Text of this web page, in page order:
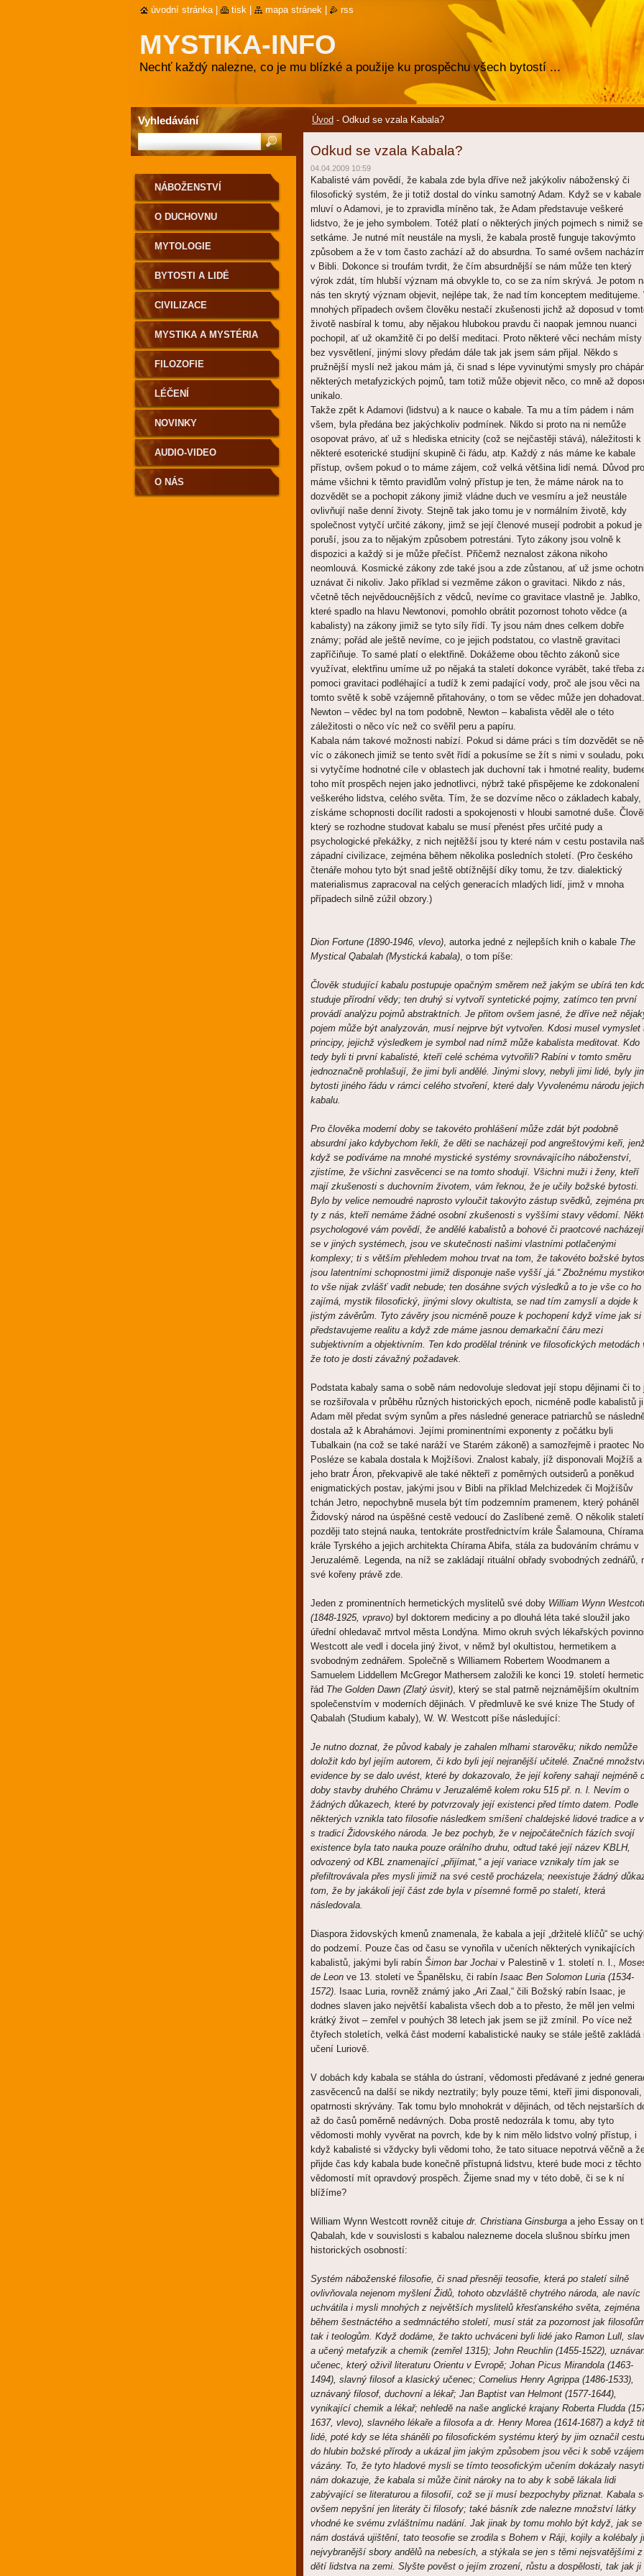
MYSTIKA-INFO
Nechť každý nalezne, co je mu blízké a použije ku prospěchu všech bytostí ...
Úvod - Odkud se vzala Kabala?
Odkud se vzala Kabala?
04.04.2009 10:59
Kabalisté vám povědí, že kabala zde byla dříve než jakýkoliv náboženský či
filosofický systém, že ji totiž dostal do vínku samotný Adam. Když se v kabale
mluví o Adamovi, je to zpravidla míněno tak, že Adam představuje veškeré
lidstvo, že je jeho symbolem. Totéž platí o některých jiných pojmech s nimiž se
setkáme. Je nutné mít neustále na mysli, že kabala prostě funguje takovýmto
způsobem a že v tom často zachází až do absurdna. To samé ovšem
v Bibli. Dokonce si troufám tvrdit, že čím absurdnější se nám může ten který
výrok zdát, tím hlubší význam má obvykle to, co se za ním skrývá. Je potom
nás ten skrytý význam objevit, nejlépe tak, že nad tím konceptem meditujeme.
mnohých případech ovšem člověku nestačí zkušenosti jichž až doposud v
životě nasbíral k tomu, aby nějakou hlubokou pravdu či naopak jemnou nuanci
pochopil, ať už okamžitě či po delší meditaci. Proto některé věci nechám místy
bez vysvětlení, jinými slovy předám dále tak jak jsem sám přijal. Někdo s
pružnější myslí než jakou mám já, či snad s lépe vyvinutými smysly pro
některých metafyzických pojmů, tam totiž může objevit něco, co mně až
unikalo.
Takže zpět k Adamovi (lidstvu) a k nauce o kabale. Ta mu a tím pádem i nám
všem, byla předána bez jakýchkoliv podmínek. Nikdo si proto na ni nemůže
osopovat právo, ať už s hlediska etnicity (což se nejčastěji stává), náležitosti k
některé esoterické studijní skupině či řádu, atp. Každý z nás máme ke kabale
přístup, ovšem pokud o to máme zájem, což velká většina lidí nemá. Důvod
máme všichni k těmto pravidlům volný přístup je ten, že máme nárok na to
dozvědět se a pochopit zákony jimiž vládne duch ve vesmíru a jež neustále
ovlivňují naše denní životy. Stejně tak jako tomu je v normálním životě, kdy
společnost vytyčí určité zákony, jimž se její členové musejí podrobit a pokud je
poruší, jsou za to nějakým způsobem potrestáni. Tyto zákony jsou volně k
dispozici a každý si je může přečíst. Přičemž neznalost zákona nikoho
neomlouvá. Kosmické zákony zde také jsou a zde zůstanou, ať už jsme
uznávat či nikoliv. Jako příklad si vezměme zákon o gravitaci. Nikdo z nás,
včetně těch nejvědoucnějších z vědců, nevíme co gravitace vlastně je. Jablko,
které spadlo na hlavu Newtonovi, pomohlo obrátit pozornost tohoto vědce (a
kabalisty) na zákony jimiž se tyto síly řídí. Ty jsou nám dnes celkem dobře
známy; pořád ale ještě nevíme, co je jejich podstatou, co vlastně gravitaci
zapříčiňuje. To samé platí o elektřině. Dokážeme obou těchto zákonů sice
využívat, elektřinu umíme už po nějaká ta staletí dokonce vyrábět, také třeba
pomoci gravitaci podléhající a tudíž k zemi padající vody, proč ale jsou věci na
tomto světě k sobě vzájemně přitahovány, o tom se vědec může jen dohadovat.
Newton – vědec byl na tom podobně, Newton – kabalista věděl ale o této
záležitosti o něco víc než co svěřil peru a papíru.
Kabala nám takové možnosti nabízí. Pokud si dáme práci s tím dozvědět se
víc o zákonech jimiž se tento svět řídí a pokusíme se žít s nimi v souladu,
si vytyčíme hodnotné cíle v oblastech jak duchovní tak i hmotné reality,
toho mít prospěch nejen jako jednotlivci, nýbrž také přispějeme ke zdokonalení
veškerého lidstva, celého světa. Tím, že se dozvíme něco o základech kabaly,
získáme schopnosti docílit radosti a spokojenosti v hloubi samotné duše.
který se rozhodne studovat kabalu se musí přenést přes určité pudy a
psychologické překážky, z nich nejtěžší jsou ty které nám v cestu postavila
západní civilizace, zejména během několika posledních století. (Pro českého
čtenáře mohou tyto být snad ještě obtížnější díky tomu, že tzv. dialektický
materialismus zapracoval na celých generacích mladých lidí, jimž v mnoha
případech silně zúžil obzory.)
Dion Fortune (1890-1946, vlevo), autorka jedné z nejlepších knih o kabale The
Mystical Qabalah (Mystická kabala), o tom píše:
Člověk studující kabalu postupuje opačným směrem než jakým se ubírá ten
studuje přírodní vědy; ten druhý si vytvoří syntetické pojmy, zatímco ten první
provádí analýzu pojmů abstraktních. Je přitom ovšem jasné, že dříve než
pojem může být analyzován, musí nejprve být vytvořen. Kdosi musel vymyslet
principy, jejichž výsledkem je symbol nad nímž může kabalista meditovat. Kdo
tedy byli ti první kabalisté, kteří celé schéma vytvořili? Rabíni v tomto směru
jednoznačně prohlašují, že jimi byli andělé. Jinými slovy, nebyli jimi lidé, byly
bytosti jiného řádu v rámci celého stvoření, které daly Vyvolenému národu jejich
kabalu.
Pro člověka moderní doby se takovéto prohlášení může zdát být podobně
absurdní jako kdybychom řekli, že děti se nacházejí pod angreštovými keři,
když se podíváme na mnohé mystické systémy srovnávajícího náboženství,
zjistíme, že všichni zasvěcenci se na tomto shodují. Všichni muži i ženy, kteří
mají zkušenosti s duchovním životem, vám řeknou, že je učily božské bytosti.
Bylo by velice nemoudré naprosto vyloučit takovýto zástup svědků, zejména
ty z nás, kteří nemáme žádné osobní zkušenosti s vyššími stavy vědomí.
psychologové vám povědí, že andělé kabalistů a bohové či praotcové
se v jiných systémech, jsou ve skutečnosti našimi vlastními potlačenými
komplexy; ti s větším přehledem mohou trvat na tom, že takovéto božské
jsou latentními schopnostmi jimiž disponuje naše vyšší „já.“ Zbožnému
to vše nijak zvlášť vadit nebude; ten dosáhne svých výsledků a to je vše co ho
zajímá, mystik filosofický, jinými slovy okultista, se nad tím zamyslí a dojde k
jistým závěrům. Tyto závěry jsou nicméně pouze k pochopení když víme jak si
představujeme realitu a když zde máme jasnou demarkační čáru mezi
subjektivním a objektivním. Ten kdo prodělal trénink ve filosofických metodách
že toto je dosti závažný požadavek.
Podstata kabaly sama o sobě nám nedovoluje sledovat její stopu dějinami či to
se rozšiřovala v průběhu různých historických epoch, nicméně podle kabalistů ji
Adam měl předat svým synům a přes následné generace patriarchů se
dostala až k Abrahámovi. Jejími prominentními exponenty z počátku byli
Tubalkain (na což se také naráží ve Starém zákoně) a samozřejmě i praotec
Posléze se kabala dostala k Mojžíšovi. Znalost kabaly, jíž disponovali Mojžíš a
jeho bratr Áron, překvapivě ale také někteří z poměrných outsiderů a poněkud
enigmatických postav, jakými jsou v Bibli na příklad Melchizedek či Mojžíšův
tchán Jetro, nepochybně musela být tím podzemním pramenem, který poháněl
Židovský národ na úspěšné cestě vedoucí do Zaslíbené země. O několik staletí
později tato stejná nauka, tentokráte prostřednictvím krále Šalamouna, Chírama
krále Tyrského a jejich architekta Chírama Abifa, stála za budováním chrámu v
Jeruzalémě. Legenda, na níž se zakládají rituální obřady svobodných zednářů,
své kořeny právě zde.
Jeden z prominentních hermetických myslitelů své doby William Wynn
(1848-1925, vpravo) byl doktorem mediciny a po dlouhá léta také sloužil jako
úřední ohledavač mrtvol města Londýna. Mimo okruh svých lékařských
Westcott ale vedl i docela jiný život, v němž byl okultistou, hermetikem a
svobodným zednářem. Společně s Williamem Robertem Woodmanem a
Samuelem Liddellem McGregor Mathersem založili ke konci 19. století
řád The Golden Dawn (Zlatý úsvit), který se stal patrně nejznámějším okultním
společenstvím v moderních dějinách. V předmluvě ke své knize The Study of
Qabalah (Studium kabaly), W. W. Westcott píše následující:
Je nutno doznat, že původ kabaly je zahalen mlhami starověku; nikdo nemůže
doložit kdo byl jejím autorem, či kdo byli její nejranější učitelé. Značné
evidence by se dalo uvést, které by dokazovalo, že její kořeny sahají nejméně
doby stavby druhého Chrámu v Jeruzalémě kolem roku 515 př. n. l. Nevím o
žádných důkazech, které by potvrzovaly její existenci před tímto datem. Podle
některých vznikla tato filosofie následkem smíšení chaldejské lidové tradice a
s tradicí Židovského národa. Je bez pochyb, že v nejpočátečních fázích svojí
existence byla tato nauka pouze orálního druhu, odtud také její název KBLH,
odvozený od KBL znamenající „přijímat,“ a její variace vznikaly tím jak se
přefiltrovávala přes mysli jimiž na své cestě procházela; neexistuje žádný
tom, že by jakákoli její část zde byla v písemné formě po staletí, která
následovala.
Diaspora židovských kmenů znamenala, že kabala a její „držitelé klíčů“ se
do podzemí. Pouze čas od času se vynořila v učeních některých vynikajících
kabalistů, jakými byli rabín Šimon bar Jochai v Palestině v 1. století n. l.,
de Leon ve 13. století ve Španělsku, či rabín Isaac Ben Solomon Luria (1534-
1572). Isaac Luria, rovněž známý jako „Ari Zaal,“ čili Božský rabín Isaac, je
dodnes slaven jako největší kabalista všech dob a to přesto, že měl jen velmi
krátký život – zemřel v pouhých 38 letech jak jsem se již zmínil. Po více než
čtyřech stoletích, velká část moderní kabalistické nauky se stále ještě zakládá
učení Luriově.
V dobách kdy kabala se stáhla do ústraní, vědomosti předávané z jedné
zasvěcenců na další se nikdy neztratily; byly pouze těmi, kteří jimi disponovali,
opatrnosti skrývány. Tak tomu bylo mnohokrát v dějinách, od těch nejstarších
až do časů poměrně nedávných. Doba prostě nedozrála k tomu, aby tyto
vědomosti mohly vyvěrat na povrch, kde by k nim mělo lidstvo volný přístup, i
když kabalisté si vždycky byli vědomi toho, že tato situace nepotrvá věčně a
přijde čas kdy kabala bude konečně přístupná lidstvu, které bude moci z těchto
vědomostí mít opravdový prospěch. Žijeme snad my v této době, či se k ní
blížíme?
William Wynn Westcott rovněž cituje dr. Christiana Ginsburga a jeho Essay on
Qabalah, kde v souvislosti s kabalou nalezneme docela slušnou sbírku jmen
historických osobností:
Systém náboženské filosofie, či snad přesněji teosofie, která po staletí silně
ovlivňovala nejenom myšlení Židů, tohoto obzvláště chytrého národa, ale navíc
uchvátila i mysli mnohých z největších myslitelů křesťanského světa, zejména
během šestnáctého a sedmnáctého století, musí stát za pozornost jak
tak i teologům. Když dodáme, že takto uchváceni byli lidé jako Ramon Lull,
a učený metafyzik a chemik (zemřel 1315); John Reuchlin (1455-1522),
učenec, který oživil literaturu Orientu v Evropě; Johan Picus Mirandola (1463-
1494), slavný filosof a klasický učenec; Cornelius Henry Agrippa (1486-1533),
uznávaný filosof, duchovní a lékař; Jan Baptist van Helmont (1577-1644),
vynikající chemik a lékař; nehledě na naše anglické krajany Roberta Fludda
1637, vlevo), slavného lékaře a filosofa a dr. Henry Morea (1614-1687) a když
lidé, poté kdy se léta sháněli po filosofickém systému který by jim označil cestu
do hlubin božské přírody a ukázal jim jakým způsobem jsou věci k sobě
vázány. To, že tyto hladové mysli se tímto teosofickým učením dokázaly
nám dokazuje, že kabala si může činit nároky na to aby k sobě lákala lidi
zabývající se literaturou a filosofií, což se jí musí bezpochyby přiznat. Kabala
ovšem nepyšní jen literáty či filosofy; také básník zde nalezne množství látky
vhodné ke svému zvláštnímu nadání. Jak jinak by tomu mohlo být když, jak se
nám dostává ujištění, tato teosofie se zrodila s Bohem v Ráji, kojily a kolébaly
nejvybranější sbory andělů na nebesích, a stýkala se jen s těmi nejsvatějšími z
dětí lidstva na zemi. Slyšte pověst o jejím zrození, růstu a dospělosti, tak jak ji
NÁBOŽENSTVÍ
O DUCHOVNU
MYTOLOGIE
BYTOSTI A LIDÉ
CIVILIZACE
MYSTIKA A MYSTÉRIA
FILOZOFIE
LÉČENÍ
NOVINKY
AUDIO-VIDEO
O NÁS
Vyhledávání
úvodní stránka tisk mapa stránek rss